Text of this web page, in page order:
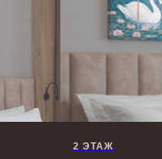
2 ЭТАЖ